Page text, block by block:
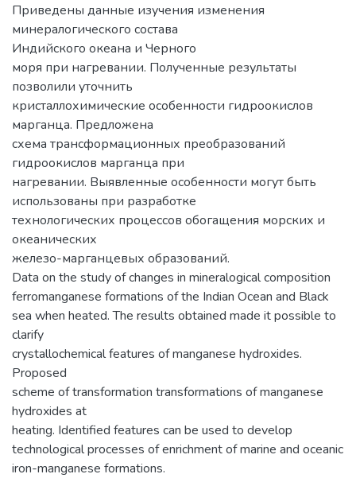
Приведены данные изучения изменения
минералогического состава
Индийского океана и Черного
моря при нагревании. Полученные результаты
позволили уточнить
кристаллохимические особенности гидроокислов
марганца. Предложена
схема трансформационных преобразований
гидроокислов марганца при
нагревании. Выявленные особенности могут быть
использованы при разработке
технологических процессов обогащения морских и
океанических
железо-марганцевых образований.
Data on the study of changes in mineralogical composition
ferromanganese formations of the Indian Ocean and Black
sea when heated. The results obtained made it possible to
clarify
crystallochemical features of manganese hydroxides.
Proposed
scheme of transformation transformations of manganese
hydroxides at
heating. Identified features can be used to develop
technological processes of enrichment of marine and oceanic
iron-manganese formations.